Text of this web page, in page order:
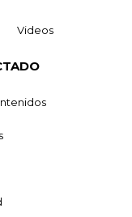
Videos